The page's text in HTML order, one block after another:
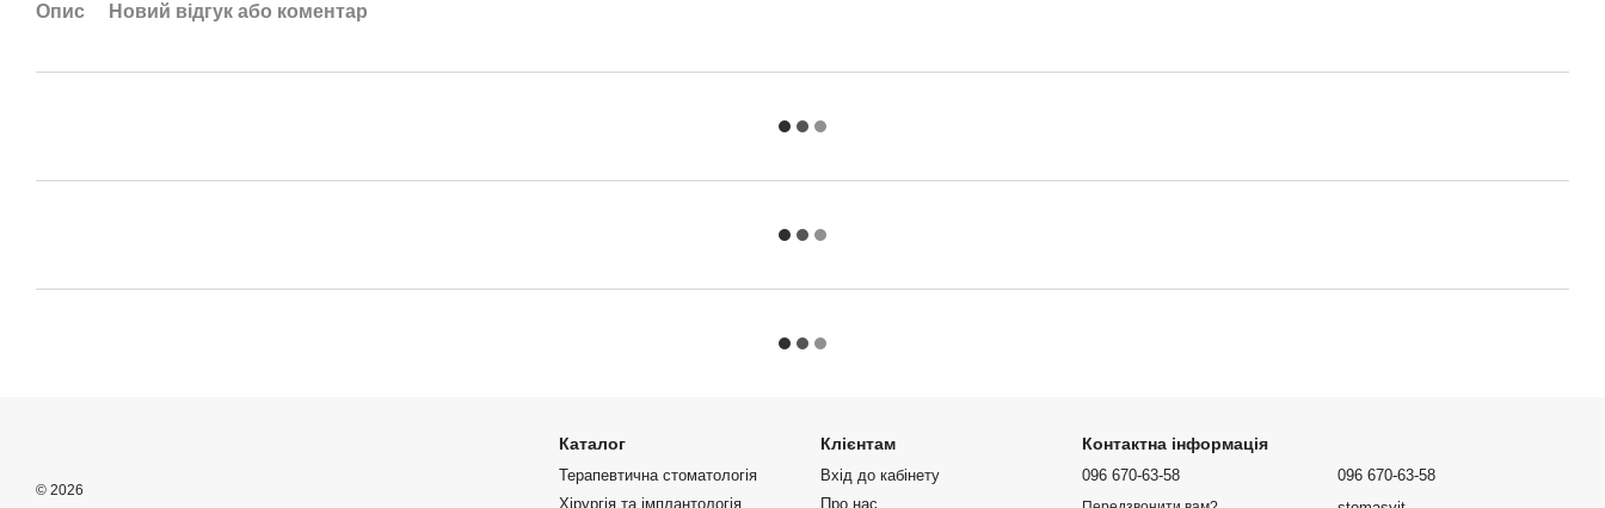
Опис Новий відгук або коментар
© 2026
Каталог
Терапевтична стоматологія
Хірургія та імплантологія
Клієнтам
Вхід до кабінету
Про нас
Контактна інформація
096 670-63-58
096 670-63-58